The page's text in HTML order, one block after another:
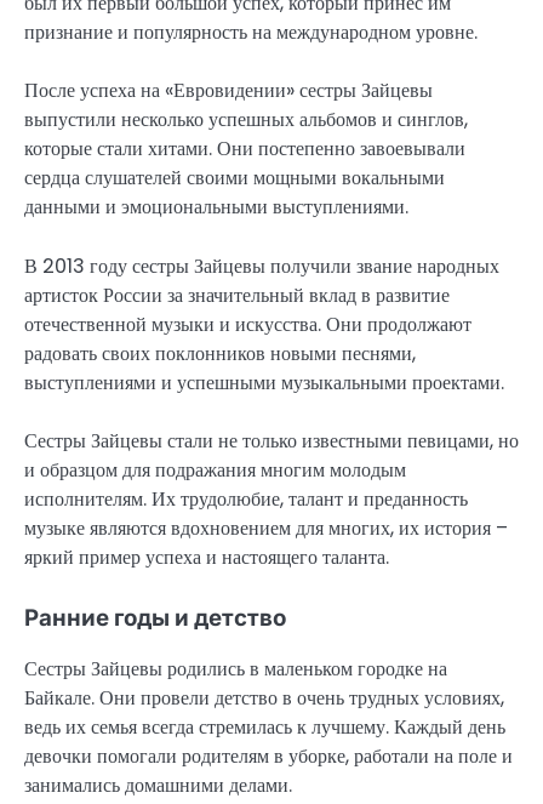
признание и популярность на международном уровне.
После успеха на «Евровидении» сестры Зайцевы
выпустили несколько успешных альбомов и синглов,
которые стали хитами. Они постепенно завоевывали
сердца слушателей своими мощными вокальными
данными и эмоциональными выступлениями.
В 2013 году сестры Зайцевы получили звание народных
артисток России за значительный вклад в развитие
отечественной музыки и искусства. Они продолжают
радовать своих поклонников новыми песнями,
выступлениями и успешными музыкальными проектами.
Сестры Зайцевы стали не только известными певицами, но
и образцом для подражания многим молодым
исполнителям. Их трудолюбие, талант и преданность
музыке являются вдохновением для многих, их история –
яркий пример успеха и настоящего таланта.
Ранние годы и детство
Сестры Зайцевы родились в маленьком городке на
Байкале. Они провели детство в очень трудных условиях,
ведь их семья всегда стремилась к лучшему. Каждый день
девочки помогали родителям в уборке, работали на поле и
занимались домашними делами.